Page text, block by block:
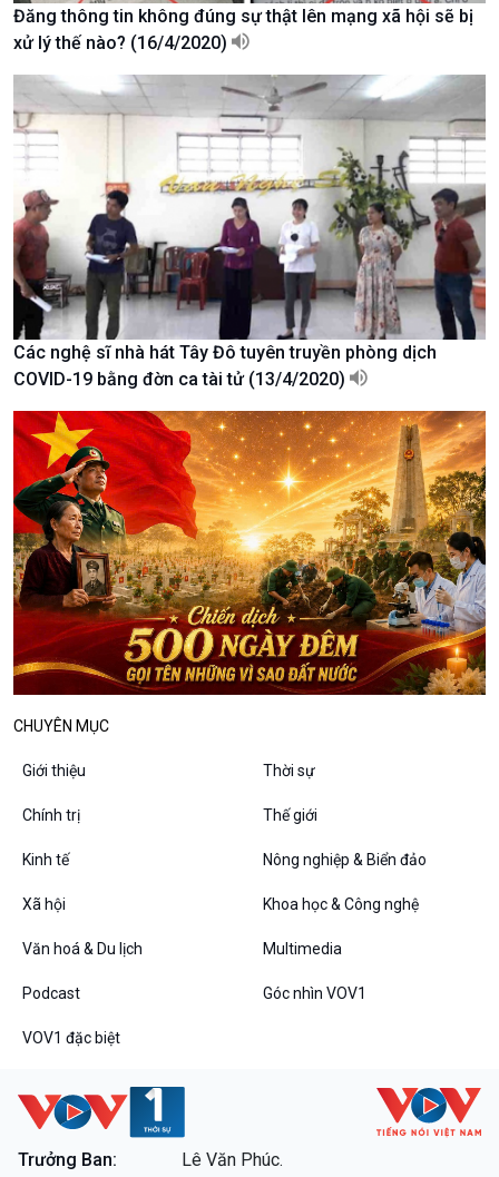
Chuyên gia của bạn
Xã hội chuyển động
Bước chân đến trường
Văn hoá & Du lịch
Tin Văn hoá & Du lịch
Chát với người nổi tiếng
Câu chuyện Thể thao
Multimedia
Ảnh
Video
Infographic
E-Magazine
Podcast
Góc nhìn VOV1
Bình luận
Dòng chảy sự kiện
Đối thoại
Diễn đàn chủ nhật
Thanh âm ký sự
Chân dung cuộc sống
Các chương trình đặc biệt
Đăng thông tin không đúng sự thật lên mạng xã hội sẽ bị
xử lý thế nào? (16/4/2020)
Các nghệ sĩ nhà hát Tây Đô tuyên truyền phòng dịch
COVID-19 bằng đờn ca tài tử (13/4/2020)
CHUYÊN MỤC
Giới thiệu Thời sự
Chính trị Thế giới
Kinh tế Nông nghiệp & Biển đảo
Xã hội Khoa học & Công nghệ
Văn hoá & Du lịch Multimedia
Podcast Góc nhìn VOV1
VOV1 đặc biệt
Trưởng Ban:
Lê Văn Phúc.